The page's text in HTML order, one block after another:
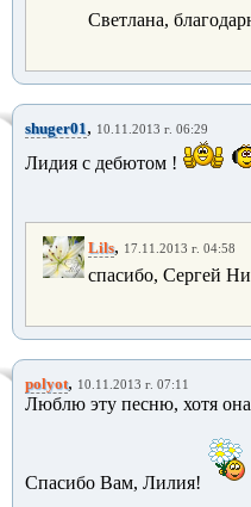
Светлана,
shuger01, 10.11.2013 г. 06:29
Лидия с дебютом !
Lils, 17.11.2013 г. 04:58
спасибо, Сергей
polyot, 10.11.2013 г. 07:11
Люблю эту песню, хотя
Спасибо Вам, Лилия!